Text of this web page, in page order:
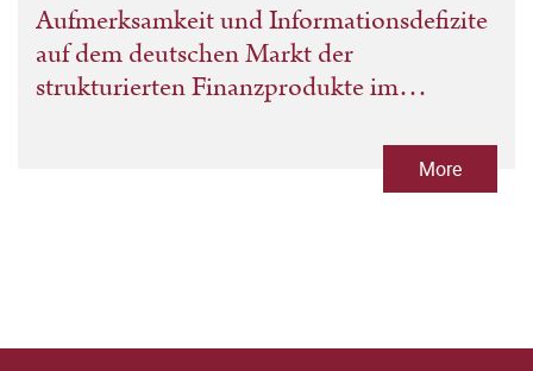
Aufmerksamkeit und Informationsdefizite
auf dem deutschen Markt der
strukturierten Finanzprodukte im
More